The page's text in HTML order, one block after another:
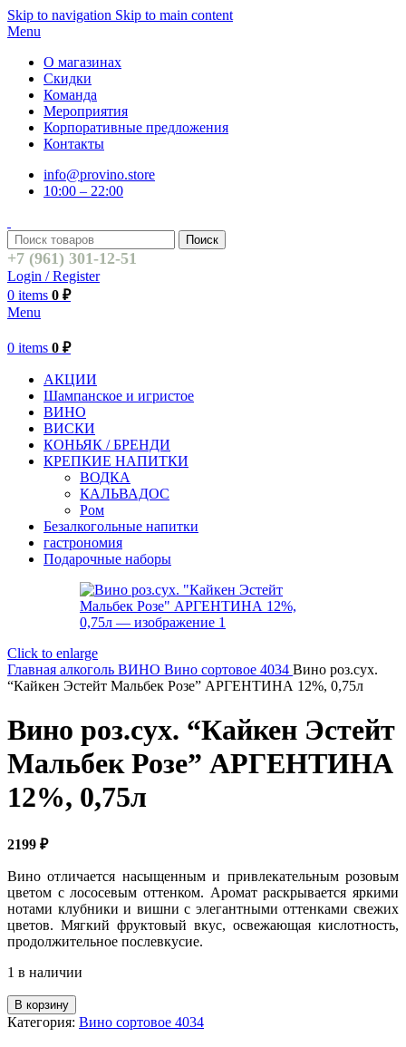
Skip to navigation Skip to main content
Menu
О магазинах
Скидки
Команда
Мероприятия
Корпоративные предложения
Контакты
info@provino.store
10:00 – 22:00
Поиск
+7 (961) 301-12-51
Login / Register
0 items 0 ₽
Menu
0 items 0 ₽
АКЦИИ
Шампанское и игристое
ВИНО
ВИСКИ
КОНЬЯК / БРЕНДИ
КРЕПКИЕ НАПИТКИ
ВОДКА
КАЛЬВАДОС
Ром
Безалкогольные напитки
гастрономия
Подарочные наборы
Click to enlarge
Главная алкоголь ВИНО Вино сортовое 4034 Вино роз.сух.
“Кайкен Эстейт Мальбек Розе” АРГЕНТИНА 12%, 0,75л
Вино роз.сух. “Кайкен Эстейт
Мальбек Розе” АРГЕНТИНА
12%, 0,75л
2199 ₽
Вино отличается насыщенным и привлекательным розовым
цветом с лососевым оттенком. Аромат раскрывается яркими
нотами клубники и вишни с элегантными оттенками свежих
цветов. Мягкий фруктовый вкус, освежающая кислотность,
продолжительное послевкусие.
1 в наличии
Количество
товара
В корзину
Категория: Вино сортовое 4034